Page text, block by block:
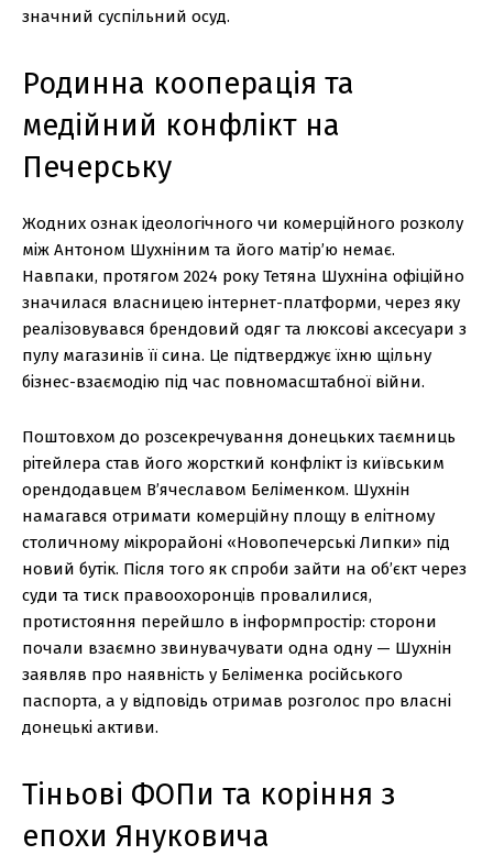
значний суспільний осуд.
Родинна кооперація та
медійний конфлікт на
Печерську
Жодних ознак ідеологічного чи комерційного розколу
між Антоном Шухніним та його матір’ю немає.
Навпаки, протягом 2024 року Тетяна Шухніна офіційно
значилася власницею інтернет-платформи, через яку
реалізовувався брендовий одяг та люксові аксесуари з
пулу магазинів її сина. Це підтверджує їхню щільну
бізнес-взаємодію під час повномасштабної війни.
Поштовхом до розсекречування донецьких таємниць
рітейлера став його жорсткий конфлікт із київським
орендодавцем В’ячеславом Беліменком. Шухнін
намагався отримати комерційну площу в елітному
столичному мікрорайоні «Новопечерські Липки» під
новий бутік. Після того як спроби зайти на об’єкт через
суди та тиск правоохоронців провалилися,
протистояння перейшло в інформпростір: сторони
почали взаємно звинувачувати одна одну — Шухнін
заявляв про наявність у Беліменка російського
паспорта, а у відповідь отримав розголос про власні
донецькі активи.
Тіньові ФОПи та коріння з
епохи Януковича